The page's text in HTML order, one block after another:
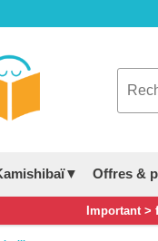
Offres &
Important >